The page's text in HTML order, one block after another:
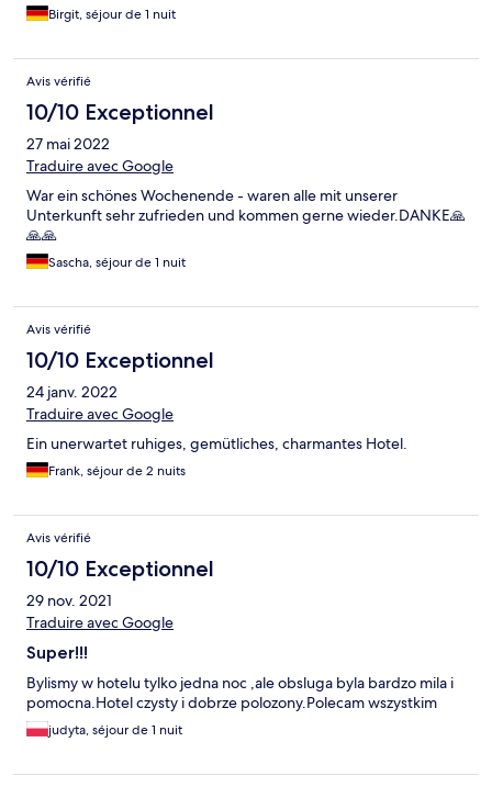
Birgit, séjour de 1 nuit
Avis vérifié
10/10 Exceptionnel
27 mai 2022
Traduire avec Google
War ein schönes Wochenende - waren alle mit unserer
Unterkunft sehr zufrieden und kommen gerne wieder.DANKE🙏
🙏🙏
Sascha, séjour de 1 nuit
Avis vérifié
10/10 Exceptionnel
24 janv. 2022
Traduire avec Google
Ein unerwartet ruhiges, gemütliches, charmantes Hotel.
Frank, séjour de 2 nuits
Avis vérifié
10/10 Exceptionnel
29 nov. 2021
Traduire avec Google
Super!!!
Bylismy w hotelu tylko jedna noc ,ale obsluga byla bardzo mila i
pomocna.Hotel czysty i dobrze polozony.Polecam wszystkim
judyta, séjour de 1 nuit